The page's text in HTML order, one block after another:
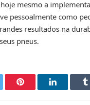
mesmo a
pessoalmente como
resultados na
pneus.
Pinterest LinkedIn